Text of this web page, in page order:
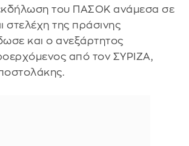
του ΠΑΣΟΚ ανάμεσα σε
στελέχη της πράσινης
και ο ανεξάρτητος
από τον ΣΥΡΙΖΑ,